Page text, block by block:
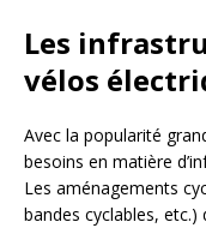
Les
vélos
Avec la popularité
besoins en matière
Les aménagements
bandes cyclables,